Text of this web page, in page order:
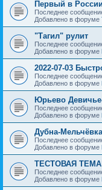
Первый в
Последнее
Добавлено в форуме
"Тагил" рулит
Последнее
Добавлено в форуме
2022-07-03
Последнее
Добавлено в форуме
Юрьево
Последнее
Добавлено в форуме
Дубна-
Последнее
Добавлено в форуме
ТЕСТОВАЯ
Последнее
Добавлено в форуме